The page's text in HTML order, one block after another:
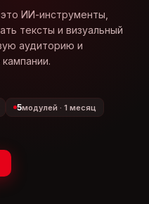
ИИ-инструменты,
тексты и визуальный
аудиторию и
5модулей · 1 месяц